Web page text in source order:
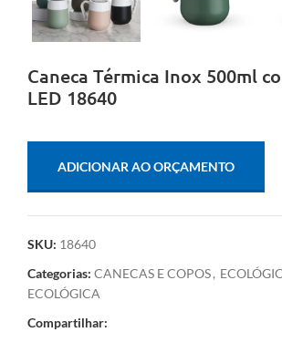
Caneca Térmica Inox 500ml
LED 18640
ADICIONAR AO ORÇAMENTO
SKU: 18640
Categorias: CANECAS E COPOS,
ECOLÓGICA
Compartilhar: